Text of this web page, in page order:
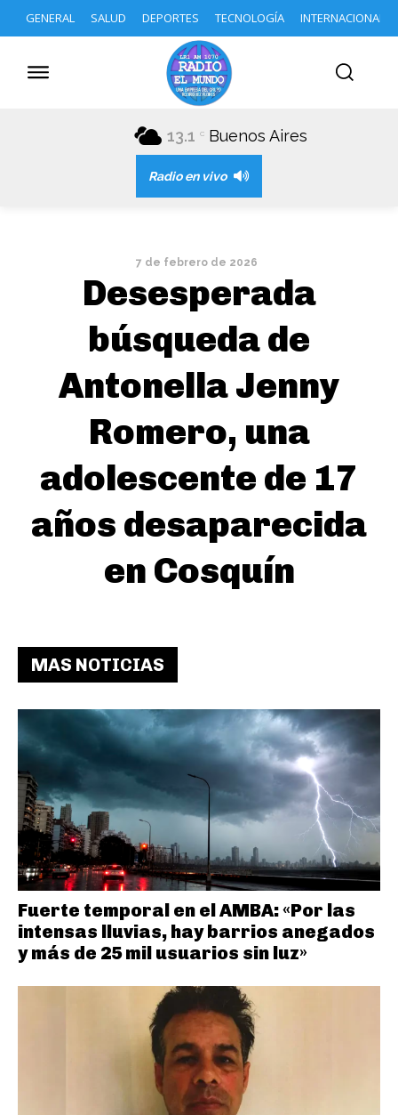
GENERAL SALUD DEPORTES TECNOLOGÍA INTERNACIONAL
13.1 C Buenos Aires
Radio en vivo
7 de febrero de 2026
Desesperada
búsqueda de
Antonella Jenny
Romero, una
adolescente de 17
años desaparecida
en Cosquín
MAS NOTICIAS
Fuerte temporal en el AMBA: «Por las
intensas lluvias, hay barrios anegados
y más de 25 mil usuarios sin luz»